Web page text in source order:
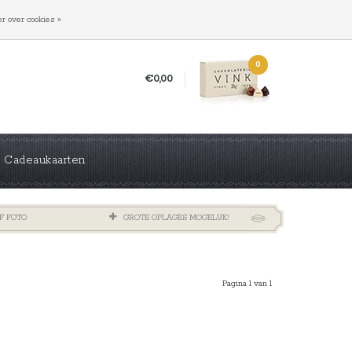
€0,00
0
Cadeaukaarten
FOTO GROTE OPLAGES MOGELIJK!
Pagina 1 van 1
over cookies »